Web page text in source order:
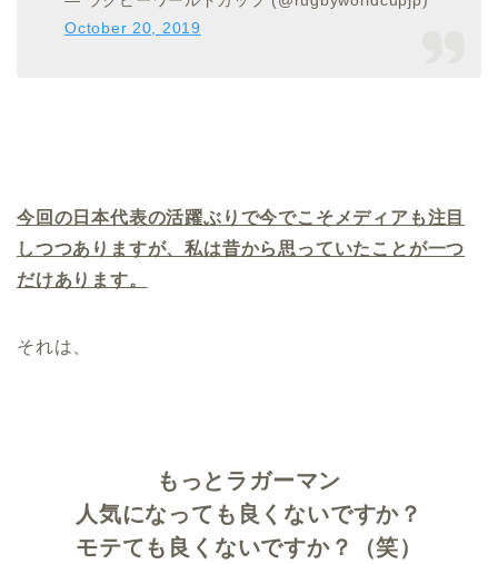
October 20, 2019
今回の日本代表の活躍ぶりで今でこそメディアも注目
しつつありますが、私は昔から思っていたことが一つ
だけあります。
それは、
もっとラガーマン
人気になっても良くないですか？
モテても良くないですか？（笑）